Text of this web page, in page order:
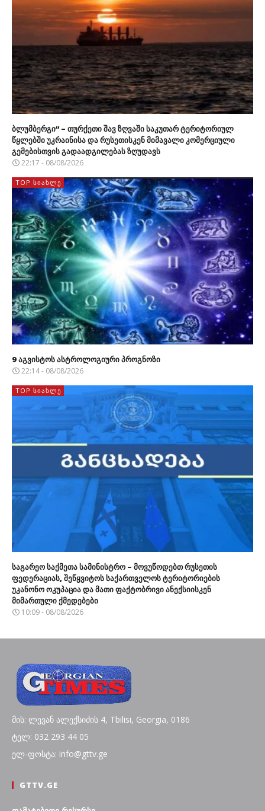
ბლუმბერგი“ – თურქეთი შავ ზღვაში საკუთარ ტერიტორიულ
წყლებში უკრაინისა და რუსეთისკენ მიმავალი კომერციული
გემებისთვის გადაადგილებას ზღუდავს
22:17 - 08/08/2026
TOP ᲡᲘᲐᲮᲚᲔ
9 აგვისტოს ასტროლოგიური პროგნოზი
22:14 - 08/08/2026
TOP ᲡᲘᲐᲮᲚᲔ
საგარეო საქმეთა სამინისტრო – მოვუწოდებთ რუსეთის
ფედერაციას, შეწყვიტოს საქართველოს ტერიტორიების
უკანონო ოკუპაცია და მათი ფაქტობრივი ანექსიისკენ
მიმართული ქმედებები
10:09 - 08/08/2026
მის: ლევან ალექსიძის 4, Tbilisi, Georgia, 0186
ტელ: 032 293 44 05
ელ-ფოსტა: info@gttv.ge
GTTV.GE